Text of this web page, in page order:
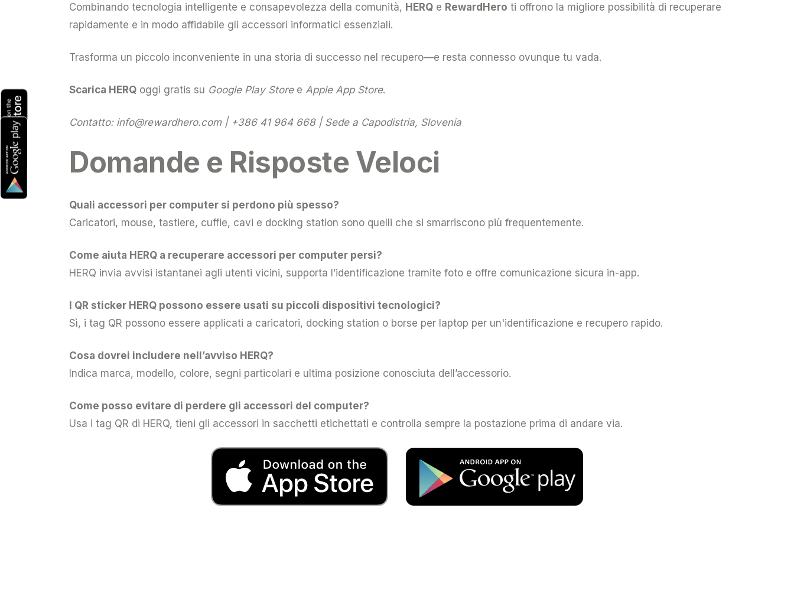
Combinando tecnologia intelligente e consapevolezza della comunità, HERQ e RewardHero ti offrono la migliore possibilità di recuperare
rapidamente e in modo affidabile gli accessori informatici essenziali.
Trasforma un piccolo inconveniente in una storia di successo nel recupero—e resta connesso ovunque tu vada.
Scarica HERQ oggi gratis su Google Play Storee Apple App Store.
Contatto: info@rewardhero.com| +386 41 964 668 | Sede a Capodistria, Slovenia
Domande e Risposte Veloci
Quali accessori per computer si perdono più spesso?
Caricatori, mouse, tastiere, cuffie, cavi e docking station sono quelli che si smarriscono più frequentemente.
Come aiuta HERQ a recuperare accessori per computer persi?
HERQ invia avvisi istantanei agli utenti vicini, supporta l’identificazione tramite foto e offre comunicazione sicura in-app.
I QR sticker HERQ possono essere usati su piccoli dispositivi tecnologici?
Sì, i tag QR possono essere applicati a caricatori, docking station o borse per laptop per un'identificazione e recupero rapido.
Cosa dovrei includere nell’avviso HERQ?
Indica marca, modello, colore, segni particolari e ultima posizione conosciuta dell’accessorio.
Come posso evitare di perdere gli accessori del computer?
Usa i tag QR di HERQ, tieni gli accessori in sacchetti etichettati e controlla sempre la postazione prima di andare via.